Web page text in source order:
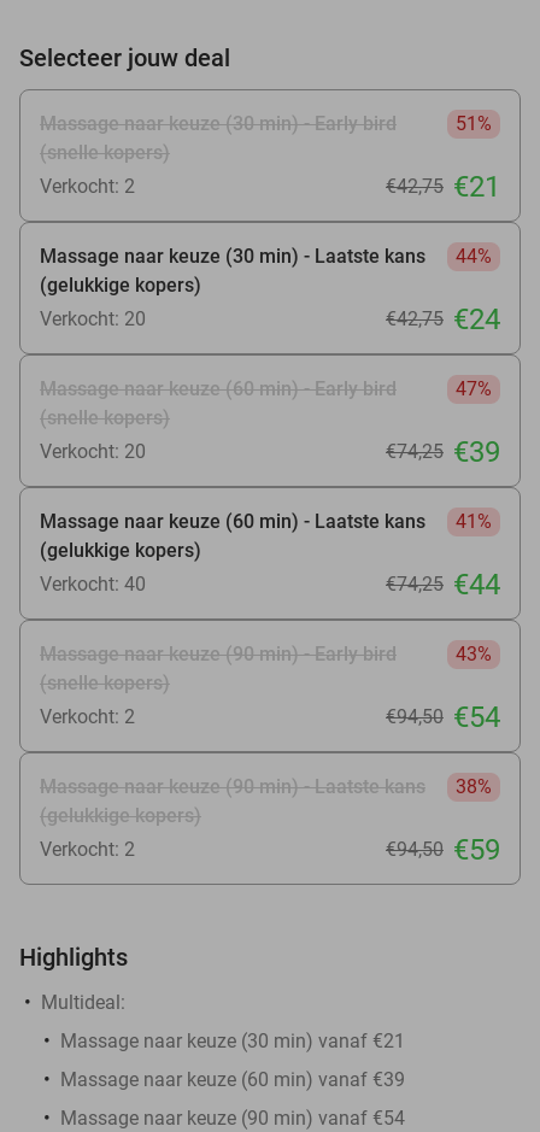
Selecteer jouw deal
Massage naar keuze (30 min) - Early bird
(snelle kopers)
51%
Verkocht: 2 €42,75 €21
Massage naar keuze (30 min) - Laatste kans
(gelukkige kopers)
44%
Verkocht: 20 €42,75 €24
Massage naar keuze (60 min) - Early bird
(snelle kopers)
47%
Verkocht: 20 €74,25 €39
Massage naar keuze (60 min) - Laatste kans
(gelukkige kopers)
41%
Verkocht: 40 €74,25 €44
Massage naar keuze (90 min) - Early bird
(snelle kopers)
43%
Verkocht: 2 €94,50 €54
Massage naar keuze (90 min) - Laatste kans
(gelukkige kopers)
38%
Verkocht: 2 €94,50 €59
Highlights
Multideal:
Massage naar keuze (30 min) vanaf €21
Massage naar keuze (60 min) vanaf €39
Massage naar keuze (90 min) vanaf €54